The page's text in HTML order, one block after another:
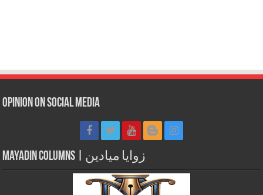
Opinion on Social Media
Mayadin Columns | زوايا ميادين